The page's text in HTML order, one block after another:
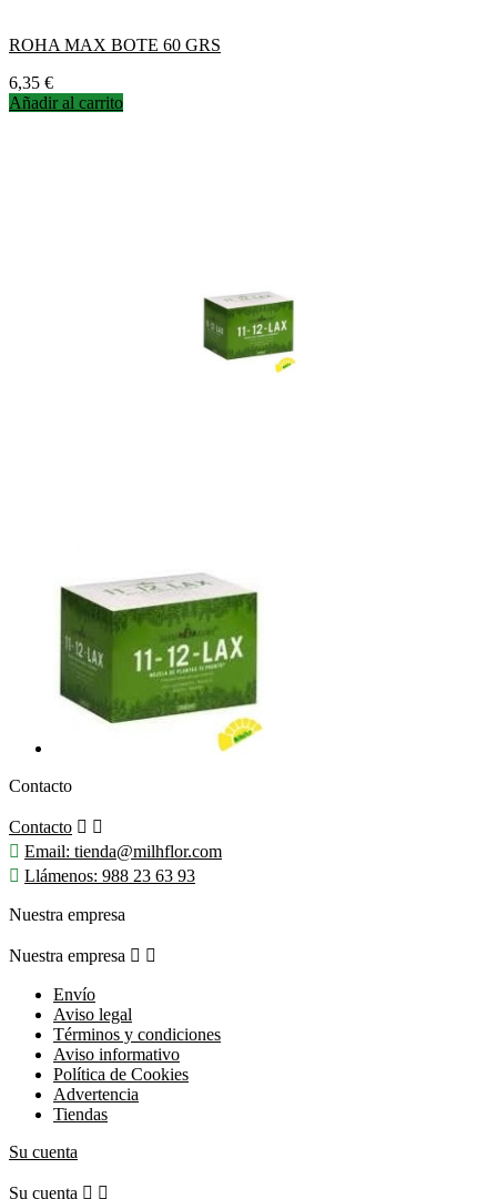
ROHA MAX BOTE 60 GRS
Precio
6,35 €
Añadir al carrito
Contacto
Contacto  
 Email: tienda@milhflor.com
 Llámenos: 988 23 63 93
Nuestra empresa
Nuestra empresa  
Envío
Aviso legal
Términos y condiciones
Aviso informativo
Política de Cookies
Advertencia
Tiendas
Su cuenta
Su cuenta  